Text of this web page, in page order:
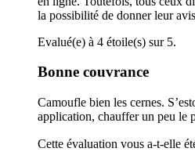
la possibilité de donner leur
Evalué(e) à 4 étoile(s) sur 5.
Bonne couvrance
Camoufle bien les cernes.
application, chauffer un peu le
Cette évaluation vous a-t-elle